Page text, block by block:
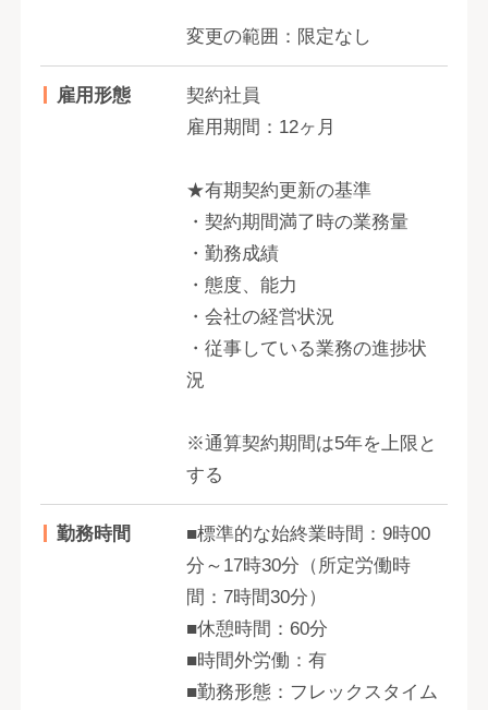
変更の範囲：限定なし
雇用形態
契約社員
雇用期間：12ヶ月
★有期契約更新の基準
・契約期間満了時の業務量
・勤務成績
・態度、能力
・会社の経営状況
・従事している業務の進捗状
況
※通算契約期間は5年を上限と
する
勤務時間
■標準的な始終業時間：9時00
分～17時30分（所定労働時
間：7時間30分）
■休憩時間：60分
■時間外労働：有
■勤務形態：フレックスタイム